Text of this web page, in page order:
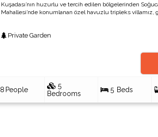
Kuşadası’nın huzurlu ve tercih edilen bölgelerinden
Mahallesi’nde konumlanan özel havuzlu tripleks villamız,
Private Garden
8 People
5
Bedrooms
5 Beds